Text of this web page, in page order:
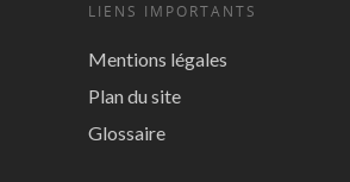
LIENS IMPORTANTS
Mentions légales
Plan du site
Glossaire